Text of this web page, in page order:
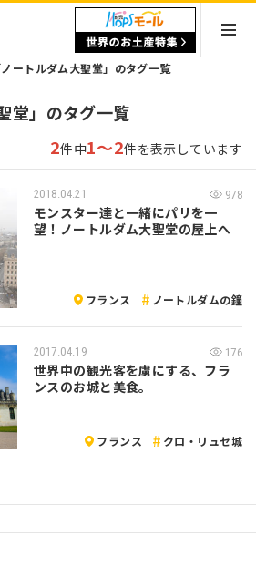
ノートルダム大聖堂」のタグ一覧
堂」のタグ一覧
2件中1～2件を表示しています
2018.04.21 978
モンスター達と一緒にパリを一
望！ノートルダム大聖堂の屋上へ
フランス ノートルダムの鐘
2017.04.19 176
世界中の観光客を虜にする、フラ
ンスのお城と美食。
フランス クロ・リュセ城